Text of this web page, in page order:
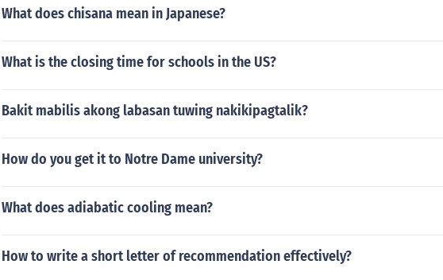
What does chisana mean in Japanese?
What is the closing time for schools in the US?
Bakit mabilis akong labasan tuwing nakikipagtalik?
How do you get it to Notre Dame university?
What does adiabatic cooling mean?
How to write a short letter of recommendation effectively?